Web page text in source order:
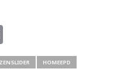
Email
HOMEEPD